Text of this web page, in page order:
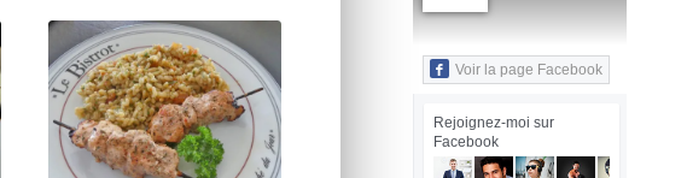
Voir la page Facebook
Rejoignez-moi sur
Facebook